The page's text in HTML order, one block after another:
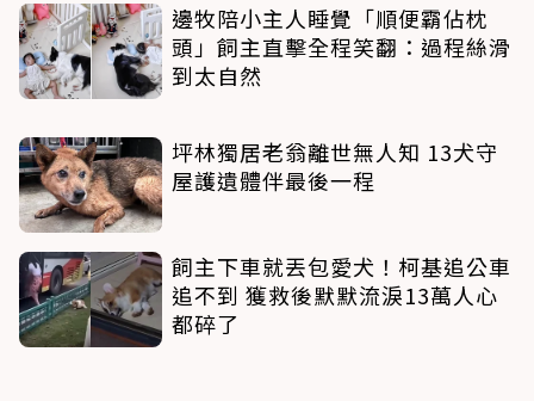
邊牧陪小主人睡覺「順便霸佔枕
頭」飼主直擊全程笑翻：過程絲滑
到太自然
坪林獨居老翁離世無人知 13犬守
屋護遺體伴最後一程
飼主下車就丟包愛犬！柯基追公車
追不到 獲救後默默流淚13萬人心
都碎了